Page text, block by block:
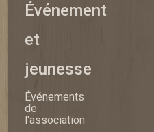
Événement
et
jeunesse
Événements
de
l'association